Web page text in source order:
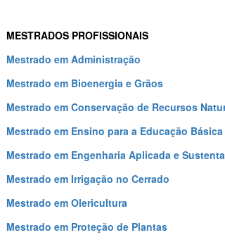
MESTRADOS PROFISSIONAIS
Mestrado em Administração
Mestrado em Bioenergia e Grãos
Mestrado em Conservação de Recursos
Mestrado em Ensino para a Educação Básica
Mestrado em Engenharia Aplicada e
Mestrado em Irrigação no Cerrado
Mestrado em Olericultura
Mestrado em Proteção de Plantas